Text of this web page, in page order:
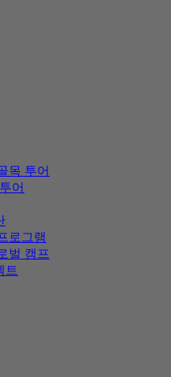
목 투어
어
로그램
벌 캠프
트